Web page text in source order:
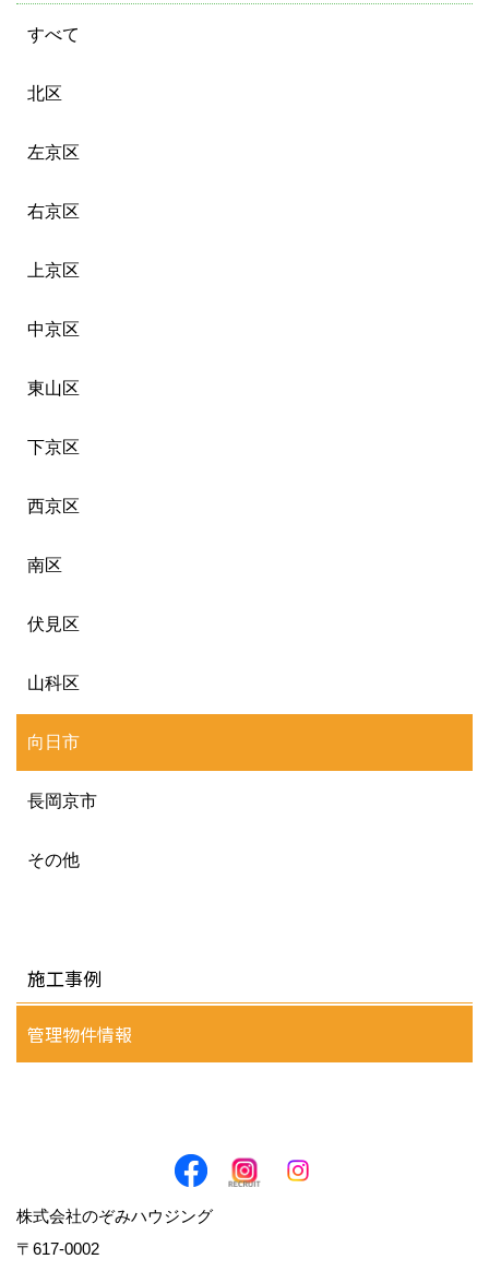
すべて
北区
左京区
右京区
上京区
中京区
東山区
下京区
西京区
南区
伏見区
山科区
向日市
長岡京市
その他
施工事例
管理物件情報
株式会社のぞみハウジング
〒617-0002